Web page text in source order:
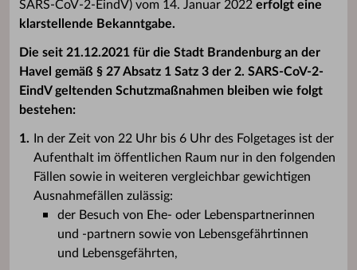
SARS-CoV-2-EindV) vom 14. Januar 2022 erfolgt eine
klarstellende Bekanntgabe.
Die seit 21.12.2021 für die Stadt Brandenburg an der
Havel gemäß § 27 Absatz 1 Satz 3 der 2. SARS-CoV-2-
EindV geltenden Schutzmaßnahmen bleiben wie folgt
bestehen:
In der Zeit von 22 Uhr bis 6 Uhr des Folgetages ist der
Aufenthalt im öffentlichen Raum nur in den folgenden
Fällen sowie in weiteren vergleichbar gewichtigen
Ausnahmefällen zulässig:
der Besuch von Ehe- oder Lebenspartnerinnen
und -partnern sowie von Lebensgefährtinnen
und Lebensgefährten,